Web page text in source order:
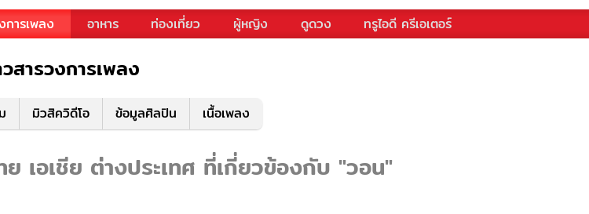
การเพลง อาหาร ท่องเที่ยว ผู้หญิง ดูดวง ทรูไอดี ครีเอเตอร์
สารวงการเพลง
มิวสิควิดีโอ ข้อมูลศิลปิน เนื้อเพลง
เอเชีย ต่างประเทศ ที่เกี่ยวข้องกับ "วอน"